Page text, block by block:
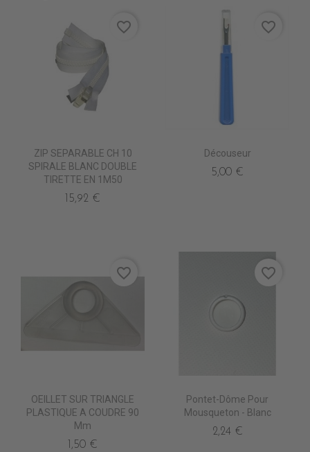
ZIP SEPARABLE CH 10
SPIRALE BLANC DOUBLE
TIRETTE EN 1M50
15,92 €
favorite_border
Découseur
5,00 €
favorite_border
OEILLET SUR TRIANGLE
PLASTIQUE A COUDRE 90
Mm
1,50 €
favorite_border
Pontet-Dôme Pour
Mousqueton - Blanc
2,24 €
favorite_border